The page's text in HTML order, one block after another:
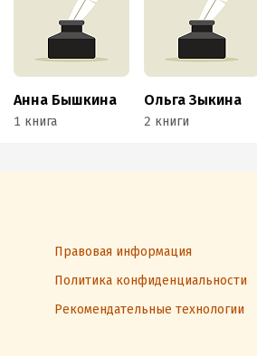
Анна Бышкина
1 книга
Ольга Зыкина
2 книги
Правовая информация
Политика конфиденциальности
Рекомендательные технологии